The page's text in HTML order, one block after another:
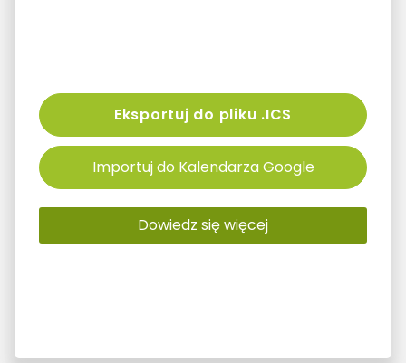
Eksportuj do pliku .ICS
Importuj do Kalendarza Google
Dowiedz się więcej